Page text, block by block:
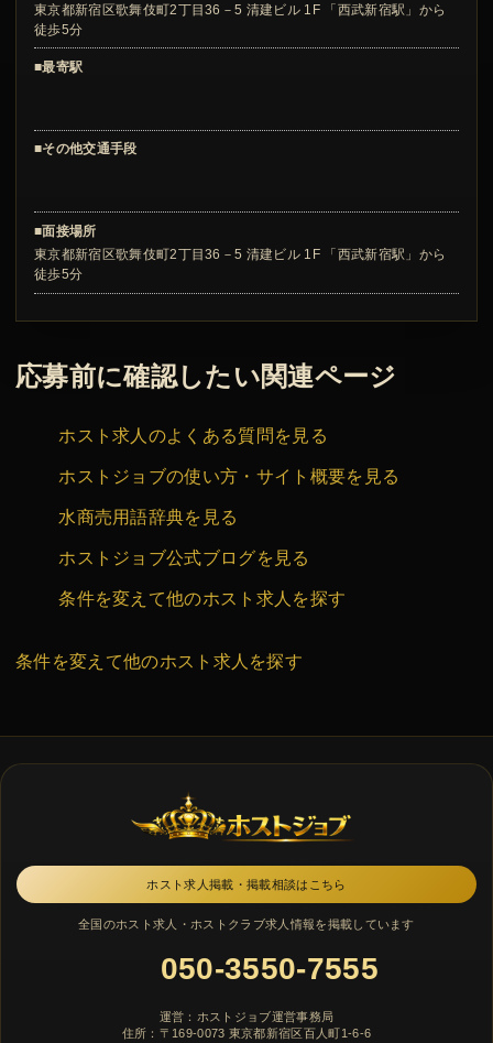
東京都新宿区歌舞伎町2丁目36－5 清建ビル 1F 「西武新宿駅」から
徒歩5分
■最寄駅
■その他交通手段
■面接場所
東京都新宿区歌舞伎町2丁目36－5 清建ビル 1F 「西武新宿駅」から
徒歩5分
応募前に確認したい関連ページ
ホスト求人のよくある質問を見る
ホストジョブの使い方・サイト概要を見る
水商売用語辞典を見る
ホストジョブ公式ブログを見る
条件を変えて他のホスト求人を探す
条件を変えて他のホスト求人を探す
ホスト求人掲載・掲載相談はこちら
全国のホスト求人・ホストクラブ求人情報を掲載しています
050-3550-7555
運営：ホストジョブ運営事務局
住所：〒169-0073 東京都新宿区百人町1-6-6